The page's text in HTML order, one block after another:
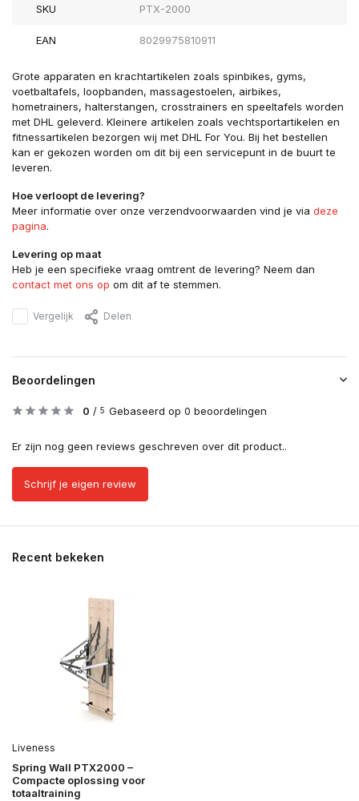
SKU PTX-2000
EAN 8029975810911
Grote apparaten en krachtartikelen zoals spinbikes, gyms,
voetbaltafels, loopbanden, massagestoelen, airbikes,
hometrainers, halterstangen, crosstrainers en speeltafels worden
met DHL geleverd. Kleinere artikelen zoals vechtsportartikelen en
fitnessartikelen bezorgen wij met DHL For You. Bij het bestellen
kan er gekozen worden om dit bij een servicepunt in de buurt te
leveren.
Hoe verloopt de levering?
Meer informatie over onze verzendvoorwaarden vind je via deze
pagina.
Levering op maat
Heb je een specifieke vraag omtrent de levering? Neem dan
contact met ons op om dit af te stemmen.
Vergelijk Delen
Beoordelingen
0 / 5 Gebaseerd op 0 beoordelingen
Er zijn nog geen reviews geschreven over dit product..
Schrijf je eigen review
Recent bekeken
Liveness
Spring Wall PTX2000 –
Compacte oplossing voor
totaaltraining